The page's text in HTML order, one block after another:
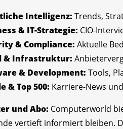
Intelligenz: Trends,
& IT-Strategie: CIO-
& Compliance: Aktuelle
& Infrastruktur:
& Development: Tools,
& Top 500: Karriere-News
und Abo: Computerworld
vertieft informiert bleiben.